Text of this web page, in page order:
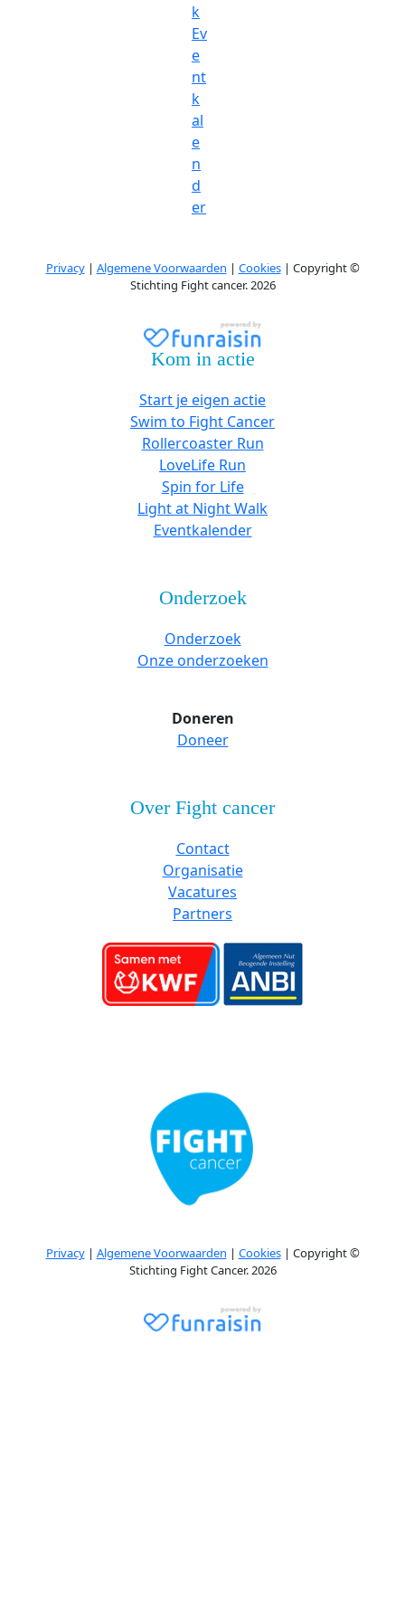
k
Ev
e
nt
k
al
e
n
d
er
Privacy| Algemene Voorwaarden | Cookies| Copyright ©
Stichting Fight cancer. 2026
Kom in actie
Start je eigen actie
Swim to Fight Cancer
Rollercoaster Run
LoveLife Run
Spin for Life
Light at Night Walk
Eventkalender
Onderzoek
Onderzoek
Onze onderzoeken
Doneren
Doneer
Over Fight cancer
Contact
Organisatie
Vacatures
Partners
Privacy| Algemene Voorwaarden | Cookies| Copyright ©
Stichting Fight Cancer. 2026